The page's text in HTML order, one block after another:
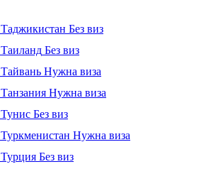
Таджикистан Без виз
Таиланд Без виз
Тайвань Нужна виза
Танзания Нужна виза
Тунис Без виз
Туркменистан Нужна виза
Турция Без виз